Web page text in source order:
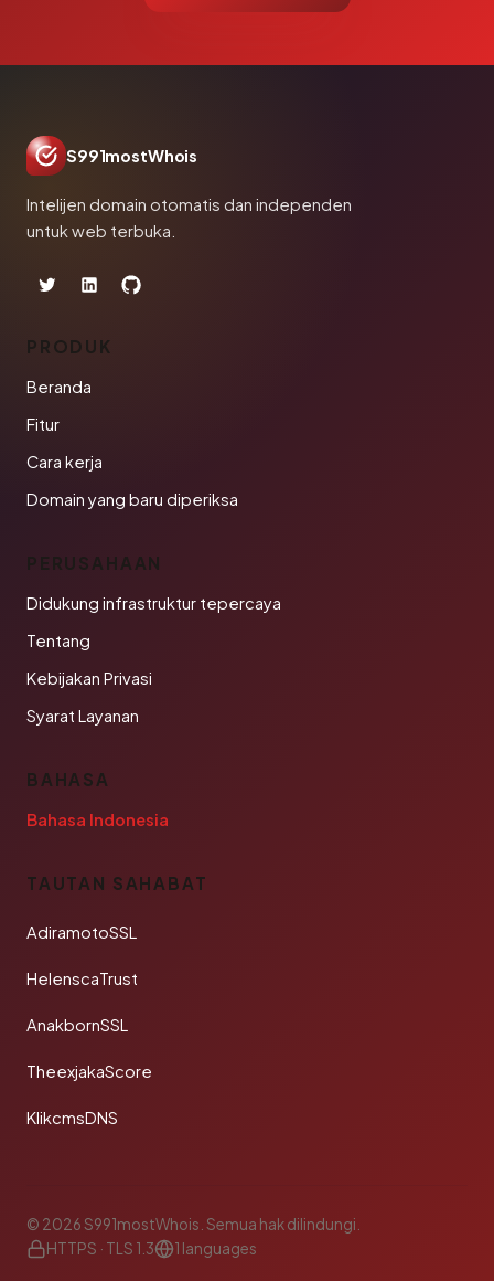
S991mostWhois
Intelijen domain otomatis dan independen
untuk web terbuka.
PRODUK
Beranda
Fitur
Cara kerja
Domain yang baru diperiksa
PERUSAHAAN
Didukung infrastruktur tepercaya
Tentang
Kebijakan Privasi
Syarat Layanan
BAHASA
Bahasa Indonesia
TAUTAN SAHABAT
AdiramotoSSL
HelenscaTrust
AnakbornSSL
TheexjakaScore
KlikcmsDNS
© 2026 S991mostWhois. Semua hak dilindungi.
HTTPS · TLS 1.3
1 languages